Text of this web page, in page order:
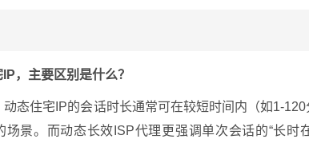
，主要区别是什么？
态住宅IP的会话时长通常可在较短时间内（如1-120
景。而动态长效ISP代理更强调单次会话的“长时